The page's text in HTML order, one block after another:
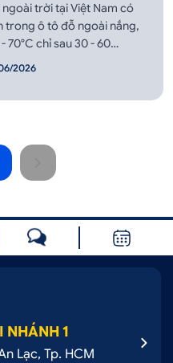
trời tại Việt Nam có
trong ô tô đỗ ngoài nắng,
70°C chỉ sau 30 - 60
“khắc nghiệt” với con
khiến xe xuống cấp
2026
NHÁNH 1
Lạc, Tp. HCM